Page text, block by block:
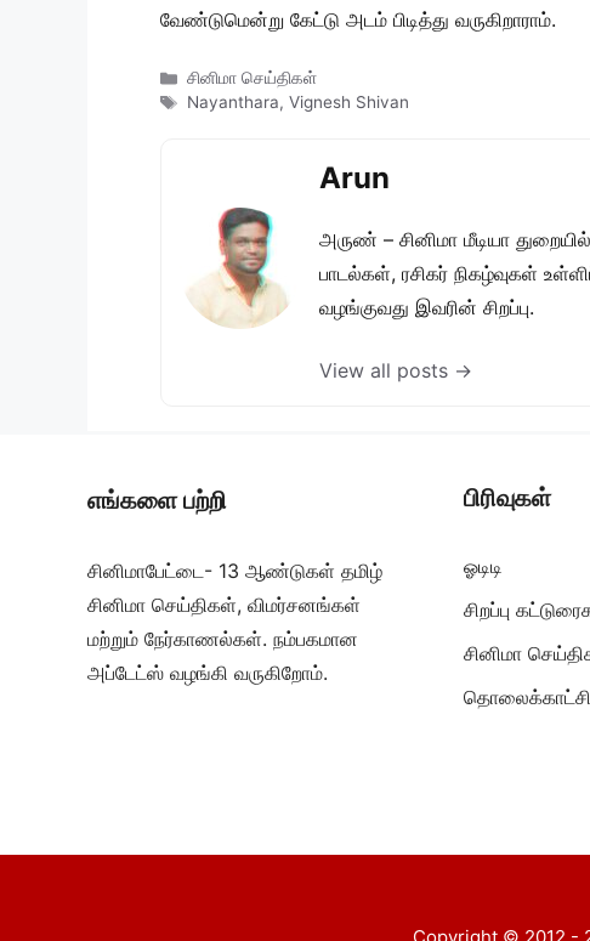
வேண்டுமென்று கேட்டு அடம் பிடித்து வருகிறாராம்.
Categories
சினிமா செய்திகள்
Tags
Nayanthara, Vignesh Shivan
Arun
அருண் – சினிமா மீடியா
பாடல்கள், ரசிகர் நிகழ்வுகள்
வழங்குவது இவரின் சிறப்பு.
View all posts →
எங்களை பற்றி
சினிமாபேட்டை- 13 ஆண்டுகள் தமிழ்
சினிமா செய்திகள், விமர்சனங்கள்
மற்றும் நேர்காணல்கள். நம்பகமான
அப்டேட்ஸ் வழங்கி வருகிறோம்.
பிரிவுகள்
ஓடிடி
சிறப்பு
சினிமா
தொலைக்காட்சி